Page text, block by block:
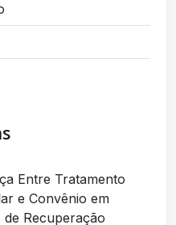
Entre Tratamento
e Convênio em
de Recuperação